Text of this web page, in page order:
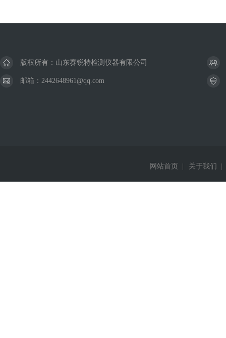
版权所有：山东赛锐特检测仪器有限公司
邮箱：2442648961@qq.com
网站首页 关于我们